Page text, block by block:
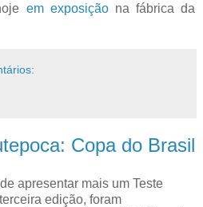
em exposiçãona fábrica da
Copa do Brasil
apresentar mais um Teste
edição, foram